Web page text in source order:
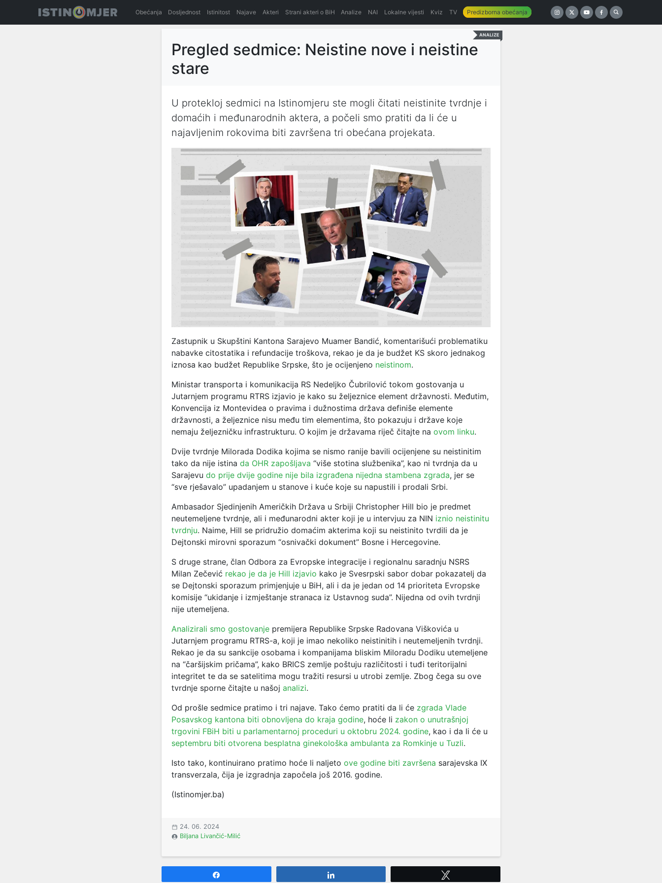
Obećanja Dosljednost Istinitost Najave Akteri Strani akteri o BiH Analize NAI Lokalne vijesti Kviz TV Predizborna obećanja
ANALIZE
Pregled sedmice: Neistine nove i neistine
stare
U protekloj sedmici na Istinomjeru ste mogli čitati neistinite tvrdnje i
domaćih i međunarodnih aktera, a počeli smo pratiti da li će u
najavljenim rokovima biti završena tri obećana projekata.
Zastupnik u Skupštini Kantona Sarajevo Muamer Bandić, komentarišući problematiku
nabavke citostatika i refundacije troškova, rekao je da je budžet KS skoro jednakog
iznosa kao budžet Republike Srpske, što je ocijenjeno neistinom.
Ministar transporta i komunikacija RS Nedeljko Čubrilović tokom gostovanja u
Jutarnjem programu RTRS izjavio je kako su željeznice element državnosti. Međutim,
Konvencija iz Montevidea o pravima i dužnostima država definiše elemente
državnosti, a željeznice nisu među tim elementima, što pokazuju i države koje
nemaju željezničku infrastrukturu. O kojim je državama riječ čitajte na ovom linku.
Dvije tvrdnje Milorada Dodika kojima se nismo ranije bavili ocijenjene su neistinitim
tako da nije istina da OHR zapošljava “više stotina službenika”, kao ni tvrdnja da u
Sarajevu do prije dvije godine nije bila izgrađena nijedna stambena zgrada, jer se
“sve rješavalo” upadanjem u stanove i kuće koje su napustili i prodali Srbi.
Ambasador Sjedinjenih Američkih Država u Srbiji Christopher Hill bio je predmet
neutemeljene tvrdnje, ali i međunarodni akter koji je u intervjuu za NIN iznio neistinitu
tvrdnju. Naime, Hill se pridružio domaćim akterima koji su neistinito tvrdili da je
Dejtonski mirovni sporazum “osnivački dokument” Bosne i Hercegovine.
S druge strane, član Odbora za Evropske integracije i regionalnu saradnju NSRS
Milan Zečević rekao je da je Hill izjavio kako je Svesrpski sabor dobar pokazatelj da
se Dejtonski sporazum primjenjuje u BiH, ali i da je jedan od 14 prioriteta Evropske
komisije “ukidanje i izmještanje stranaca iz Ustavnog suda”. Nijedna od ovih tvrdnji
nije utemeljena.
Analizirali smo gostovanje premijera Republike Srpske Radovana Viškovića u
Jutarnjem programu RTRS-a, koji je imao nekoliko neistinitih i neutemeljenih tvrdnji.
Rekao je da su sankcije osobama i kompanijama bliskim Miloradu Dodiku utemeljene
na “čaršijskim pričama”, kako BRICS zemlje poštuju različitosti i tuđi teritorijalni
integritet te da se satelitima mogu tražiti resursi u utrobi zemlje. Zbog čega su ove
tvrdnje sporne čitajte u našoj analizi.
Od prošle sedmice pratimo i tri najave. Tako ćemo pratiti da li će zgrada Vlade
Posavskog kantona biti obnovljena do kraja godine, hoće li zakon o unutrašnjoj
trgovini FBiH biti u parlamentarnoj proceduri u oktobru 2024. godine, kao i da li će u
septembru biti otvorena besplatna ginekološka ambulanta za Romkinje u Tuzli.
Isto tako, kontinuirano pratimo hoće li naljeto ove godine biti završena sarajevska IX
transverzala, čija je izgradnja započela još 2016. godine.
(Istinomjer.ba)
24. 06. 2024
Biljana Livančić-Milić